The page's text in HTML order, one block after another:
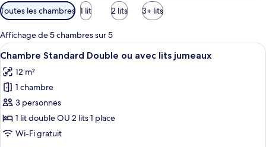
Filtres
disponibles
pour
les
chambres
Toutes les chambres 1 lit 2 lits 3+ lits
Affichage de 5 chambres sur 5
Afficher
toutes
les
photos
pour
ce
type
Une chambre d’hôtel avec deux
12
Chambre Standard Double ou avec lits jumeaux
12 m²
1 chambre
3 personnes
1 lit double OU 2 lits 1 place
Wi-Fi gratuit